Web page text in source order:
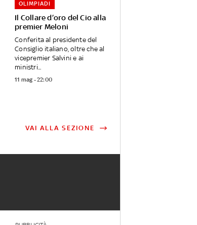
Il Collare d’oro del Cio alla
premier Meloni
OLIMPIADI
Conferita al presidente del
Consiglio italiano, oltre che al
vicepremier Salvini e ai
ministri...
11 mag - 22:00
VAI ALLA SEZIONE